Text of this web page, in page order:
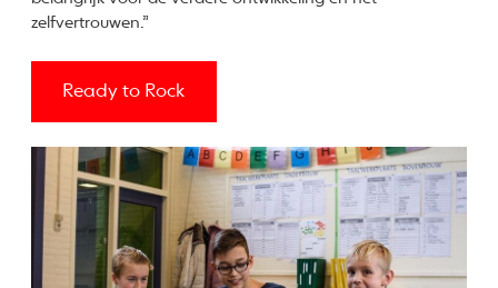
zelfvertrouwen.”
Ready to Rock